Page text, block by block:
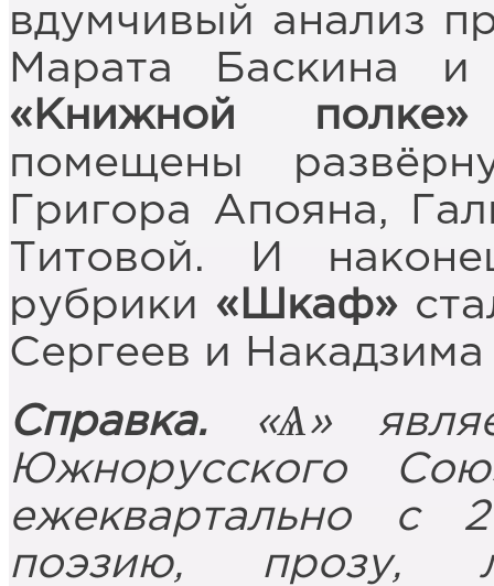
вдумчивый анализ
Марата Баскина
«Книжной
помещены
Григора Апояна,
Титовой. И
рубрики «Шкаф»
Сергеев и
Справка. «Ѧ»
Южнорусского
ежеквартально с
поэзию, прозу,